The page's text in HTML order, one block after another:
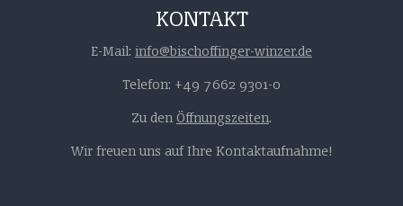
KONTAKT
E-Mail: info@bischoffinger-winzer.de
Telefon: +49 7662 9301-0
Zu den Öffnungszeiten.
Wir freuen uns auf Ihre Kontaktaufnahme!